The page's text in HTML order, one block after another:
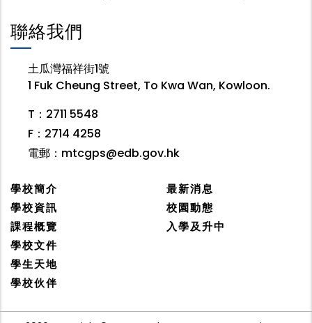
聯絡我們
土瓜灣福祥街1號
1 Fuk Cheung Street, To Kwa Wan, Kowloon.
T：2711 5548
F：2714 4258
電郵： mtcgps@edb.gov.hk
學校簡介
學校資訊
課程概覽
學校文件
學生天地
學校伙伴
最新消息
校園動態
入學及升中